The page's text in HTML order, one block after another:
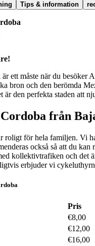
Tips & information
är ett måste när du besöker
bron och den berömda
är den perfekta staden att
från
roligt för hela familjen. Vi
också så att du
kollektivtrafiken och det
erbjuder vi
Pris
€8,00
€12,00
€16,00